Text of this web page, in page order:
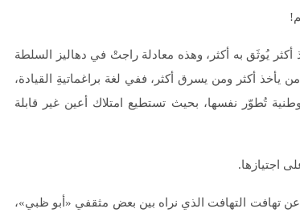
يُوثَق به أكثر، وهذه معادلة راجتْ في دهاليز السلطة
يأخذ أكثر ومن يسرق أكثر، ففي لغة براغماتيةِ القيادة،
تُطوّر نفسها، بحيث تستطيع امتلاك أعين غير قابلة
اجتيازها.
تهافت التهافت الذي نراه بين بعض مثقفي «أبو ظبي»،